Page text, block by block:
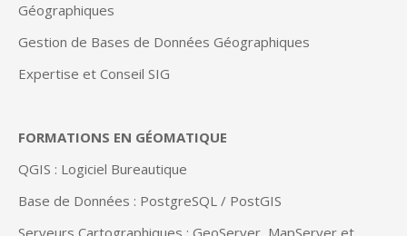
Géographiques
Gestion de Bases de Données Géographiques
Expertise et Conseil SIG
FORMATIONS EN GÉOMATIQUE
QGIS : Logiciel Bureautique
Base de Données : PostgreSQL / PostGIS